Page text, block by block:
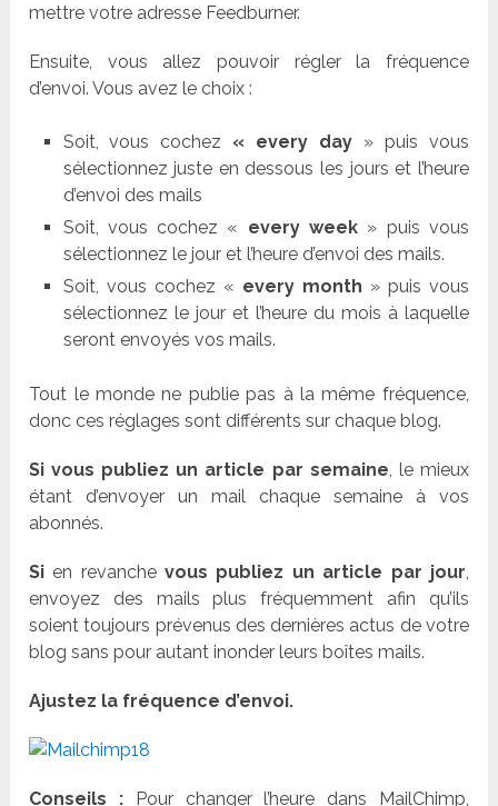
mettre votre adresse Feedburner.
Ensuite, vous allez pouvoir régler la fréquence
d’envoi. Vous avez le choix :
Soit, vous cochez « every day » puis vous
sélectionnez juste en dessous les jours et l’heure
d’envoi des mails
Soit, vous cochez « every week» puis vous
sélectionnez le jour et l’heure d’envoi des mails.
Soit, vous cochez « every month » puis vous
sélectionnez le jour et l’heure du mois à laquelle
seront envoyés vos mails.
Tout le monde ne publie pas à la même fréquence,
donc ces réglages sont différents sur chaque blog.
Si vous publiez un article par semaine , le mieux
étant d’envoyer un mail chaque semaine à vos
abonnés.
Si en revanchevous publiez un article par jour
envoyez des mails plus fréquemment afin qu’ils
soient toujours prévenus des dernières actus de votre
blog sans pour autant inonder leurs boîtes mails.
Ajustez la fréquence d’envoi.
Conseils :Pour changer l’heure dans MailChimp,